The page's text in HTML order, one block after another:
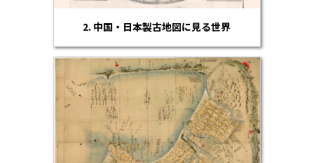
2. 中国・日本製古地図に見る世界